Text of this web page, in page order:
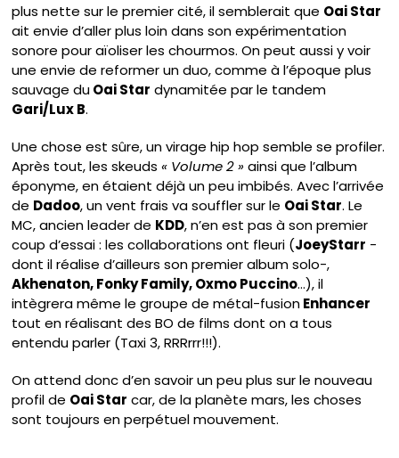
plus nette sur le premier cité, il semblerait que Oai Star
ait envie d’aller plus loin dans son expérimentation
sonore pour aïoliser les chourmos. On peut aussi y voir
une envie de reformer un duo, comme à l’époque plus
sauvage duOai Star dynamitée par le tandem
Gari/Lux B.
Une chose est sûre, un virage hip hop semble se profiler.
Après tout, les skeuds« Volume 2 »ainsi que l’album
éponyme, en étaient déjà un peu imbibés. Avec l’arrivée
de Dadoo, un vent frais va souffler sur le Oai Star. Le
MC, ancien leader de KDD, n’en est pas à son premier
coup d’essai : les collaborations ont fleuri (JoeyStarr -
dont il réalise d’ailleurs son premier album solo-,
Akhenaton, Fonky Family, Oxmo Puccino…), il
intègrera même le groupe de métal-fusionEnhancer
tout en réalisant des BO de films dont on a tous
entendu parler (Taxi 3, RRRrrr!!!).
On attend donc d’en savoir un peu plus sur le nouveau
profil de Oai Star car, de la planète mars, les choses
sont toujours en perpétuel mouvement.